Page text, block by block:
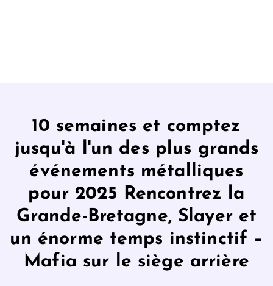
10 semaines et comptez
jusqu'à l'un des plus grands
événements métalliques
pour 2025 Rencontrez la
Grande-Bretagne, Slayer et
un énorme temps instinctif –
Mafia sur le siège arrière